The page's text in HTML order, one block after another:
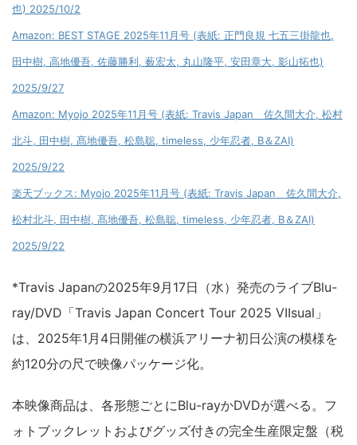
也) 2025/10/2
Amazon: BEST STAGE 2025年11月号 (表紙: 正門良規 七五三掛龍也,
田中樹, 高地優吾, 佐藤勝利, 薮宏太, 丸山隆平, 安田章大, 影山拓也)
2025/9/27
Amazon: Myojo 2025年11月号 (表紙: Travis Japan 佐久間大介, 松村
北斗, 田中樹, 髙地優吾, 松島聡, timeless, 少年忍者, B＆ZAI)
2025/9/22
楽天ブックス: Myojo 2025年11月号 (表紙: Travis Japan 佐久間大介,
松村北斗, 田中樹, 髙地優吾, 松島聡, timeless, 少年忍者, B＆ZAI)
2025/9/22
*Travis Japanの2025年9月17日（水）発売のライブBlu-
ray/DVD「Travis Japan Concert Tour 2025 VIIsual」
は、2025年1月4日開催の横浜アリーナ初日公演の模様を
約120分の尺で映像パッケージ化。
本映像商品は、各形態ごとにBlu-rayかDVDが選べる。フ
ォトブックレットおよびグッズ付きの完全生産限定盤（税